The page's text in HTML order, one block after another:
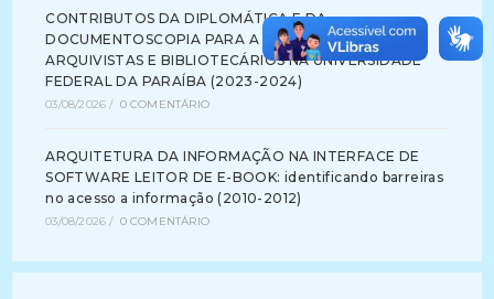
CONTRIBUTOS DA DIPLOMÁTICA E DA
DOCUMENTOSCOPIA PARA A FORMAÇÃO DE
ARQUIVISTAS E BIBLIOTECÁRIOS NA UNIVERSIDADE
FEDERAL DA PARAÍBA (2023-2024)
03/08/2026 / 0 COMENTÁRIO
ARQUITETURA DA INFORMAÇÃO NA INTERFACE DE
SOFTWARE LEITOR DE E-BOOK: identificando barreiras
no acesso a informação (2010-2012)
03/08/2026 / 0 COMENTÁRIO